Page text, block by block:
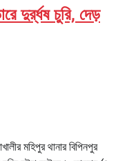
দুর্র্ধষ চুরি, দেড়
মহিপুর থানার বিপিনপুর